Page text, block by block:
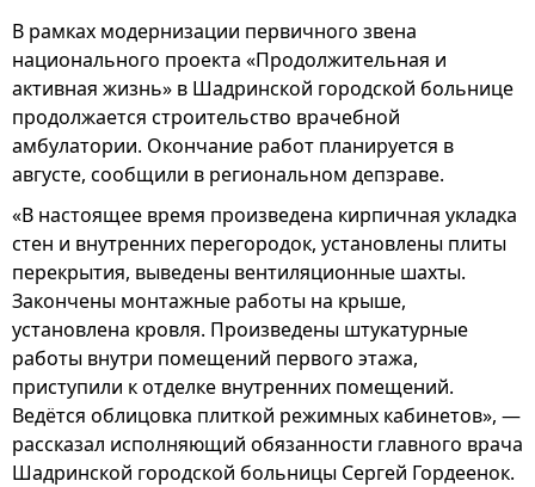
В рамках модернизации первичного звена
национального проекта «Продолжительная и
активная жизнь» в Шадринской городской больнице
продолжается строительство врачебной
амбулатории. Окончание работ планируется в
августе, сообщили в региональном депзраве.
«В настоящее время произведена кирпичная укладка
стен и внутренних перегородок, установлены плиты
перекрытия, выведены вентиляционные шахты.
Закончены монтажные работы на крыше,
установлена кровля. Произведены штукатурные
работы внутри помещений первого этажа,
приступили к отделке внутренних помещений.
Ведётся облицовка плиткой режимных кабинетов», —
рассказал исполняющий обязанности главного врача
Шадринской городской больницы Сергей Гордеенок.